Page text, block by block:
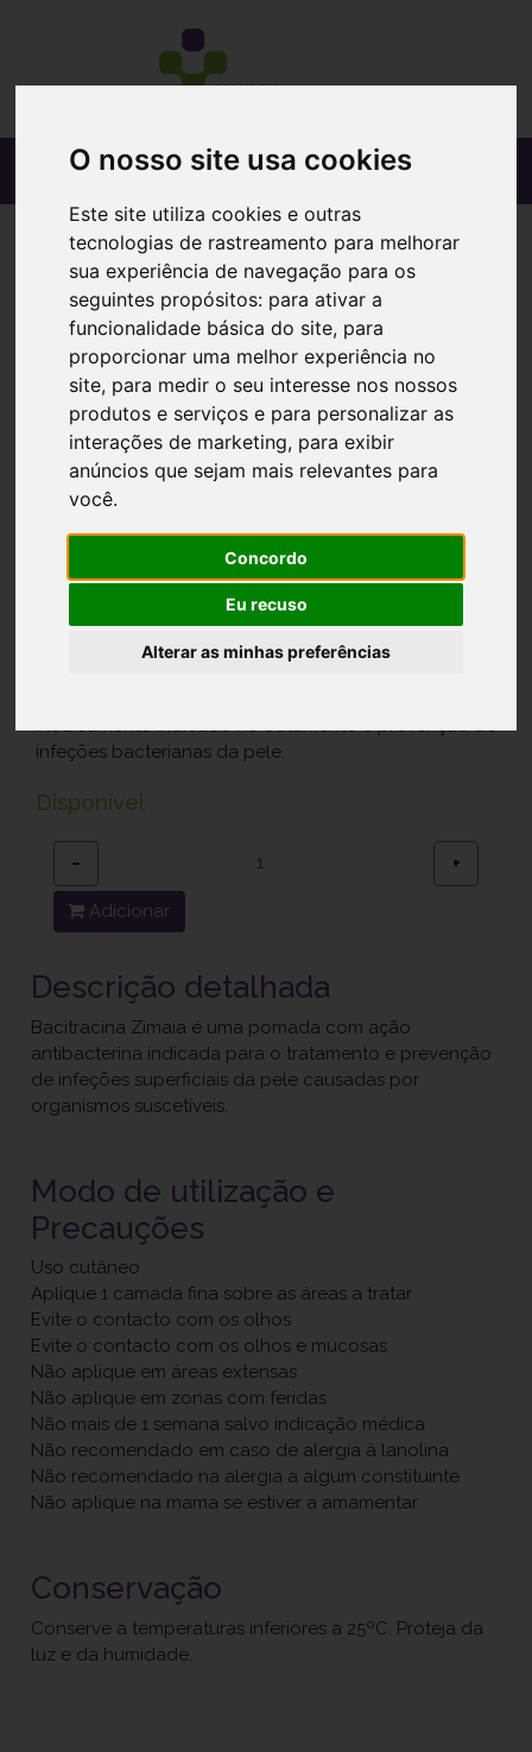
O nosso site usa cookies
Este site utiliza cookies e outras
tecnologias de rastreamento para melhorar
sua experiência de navegação para os
seguintes propósitos: para ativar a
funcionalidade básica do site, para
proporcionar uma melhor experiência no
site, para medir o seu interesse nos nossos
produtos e serviços e para personalizar as
interações de marketing, para exibir
anúncios que sejam mais relevantes para
você.
Concordo
Eu recuso
Alterar as minhas preferências
Bacitracina Zimaia (30g), 500/2000
UI/g x 1 pda
Ref.: 9924621
Generis Farmacêutica, S.A.
Medicamento indicado no tratamento e prevenção de
infeções bacterianas da pele.
Disponível
− +
Adicionar
Descrição detalhada
Bacitracina Zimaia é uma pomada com ação
antibacterina indicada para o tratamento e prevenção
de infeções superficiais da pele causadas por
organismos suscetíveis.
Modo de utilização e
Precauções
Uso cutâneo
Aplique 1 camada fina sobre as áreas a tratar
Evite o contacto com os olhos
Evite o contacto com os olhos e mucosas
Não aplique em áreas extensas
Não aplique em zonas com feridas
Não mais de 1 semana salvo indicação médica
Não recomendado em caso de alergia à lanolina
Não recomendado na alergia a algum constituinte
Não aplique na mama se estiver a amamentar
Conservação
Conserve a temperaturas inferiores a 25ºC. Proteja da
luz e da humidade.